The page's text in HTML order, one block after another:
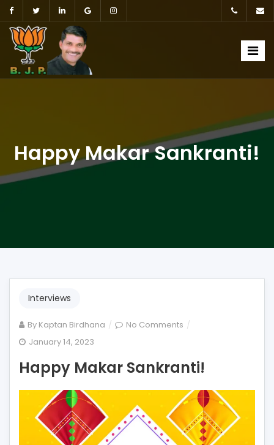
Happy Makar Sankranti!
Interviews
By Kaptan Birdhana No Comments on
Sankranti!
January 14, 2023
Happy Makar Sankranti!